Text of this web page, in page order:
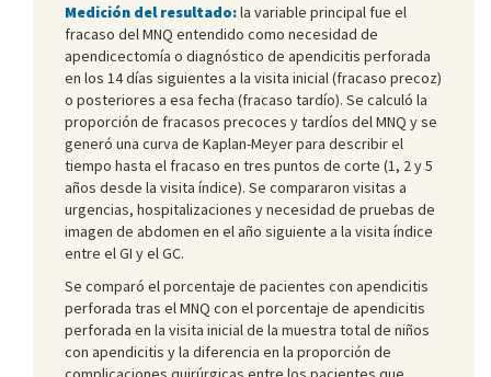
Medición del resultado:la variable principal fue el
fracaso del MNQ entendido como necesidad de
apendicectomía o diagnóstico de apendicitis perforada
en los 14 días siguientes a la visita inicial (fracaso precoz)
o posteriores a esa fecha (fracaso tardío). Se calculó la
proporción de fracasos precoces y tardíos del MNQ y se
generó una curva de Kaplan-Meyer para describir el
tiempo hasta el fracaso en tres puntos de corte (1, 2 y 5
años desde la visita índice). Se compararon visitas a
urgencias, hospitalizaciones y necesidad de pruebas de
imagen de abdomen en el año siguiente a la visita índice
entre el GI y el GC.
Se comparó el porcentaje de pacientes con apendicitis
perforada tras el MNQ con el porcentaje de apendicitis
perforada en la visita inicial de la muestra total de niños
con apendicitis y la diferencia en la proporción de